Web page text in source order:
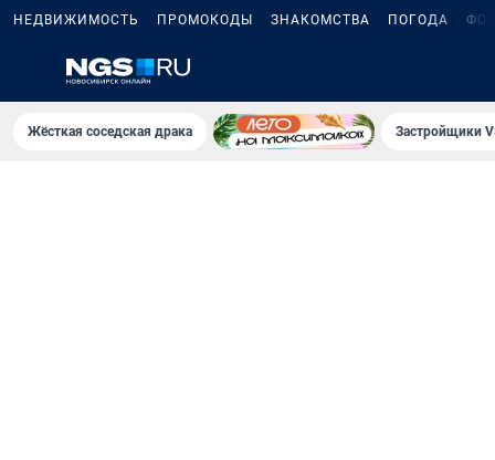
НЕДВИЖИМОСТЬ ПРОМОКОДЫ ЗНАКОМСТВА ПОГОДА
Жёсткая соседская драка Застройщики